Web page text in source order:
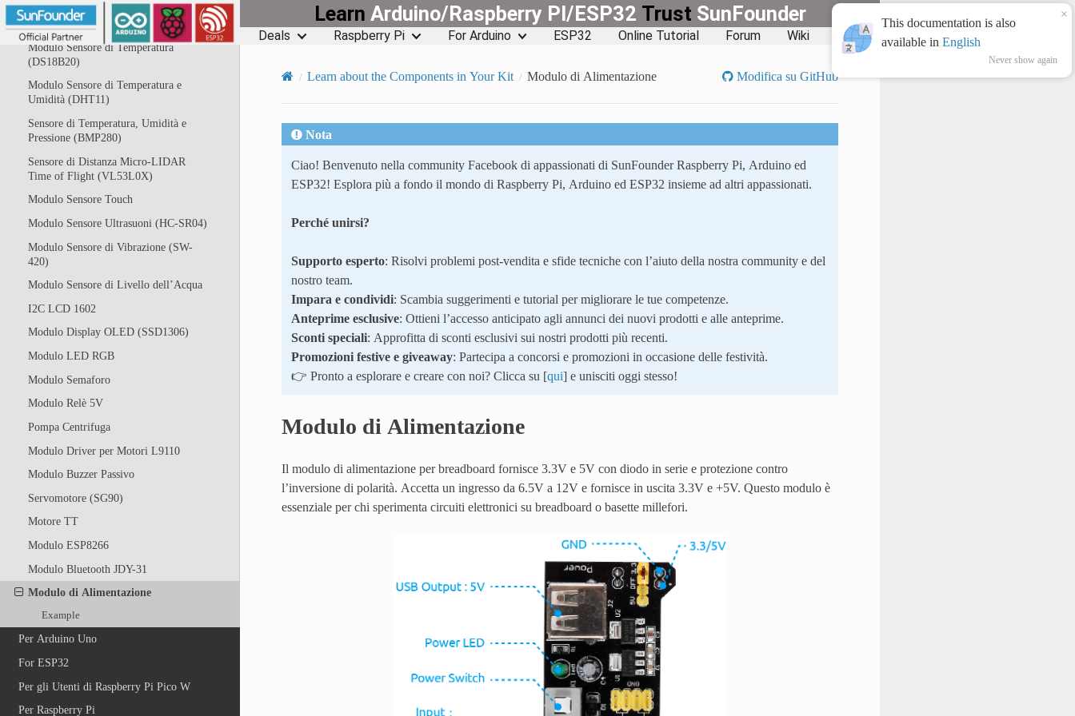
Learn Arduino/Raspberry PI/ESP32 Trust SunFounder
Deals Raspberry Pi For Arduino ESP32 Online Tutorial Forum Wiki Blog
Modulo Encoder Rotativo
Modulo Sensore di Temperatura
(DS18B20)
Modulo Sensore di Temperatura e
Umidità (DHT11)
Sensore di Temperatura, Umidità e
Pressione (BMP280)
Sensore di Distanza Micro-LIDAR
Time of Flight (VL53L0X)
Modulo Sensore Touch
Modulo Sensore Ultrasuoni (HC-SR04)
Modulo Sensore di Vibrazione (SW-
420)
Modulo Sensore di Livello dell’Acqua
I2C LCD 1602
Modulo Display OLED (SSD1306)
Modulo LED RGB
Modulo Semaforo
Modulo Relè 5V
Pompa Centrifuga
Modulo Driver per Motori L9110
Modulo Buzzer Passivo
Servomotore (SG90)
Motore TT
Modulo ESP8266
Modulo Bluetooth JDY-31
Modulo di Alimentazione
Example
Per Arduino Uno
For ESP32
Per gli Utenti di Raspberry Pi Pico W
Per Raspberry Pi
Learn about the Components in Your Kit Modulo di Alimentazione Modifica su GitHub
Nota
Ciao! Benvenuto nella community Facebook di appassionati di SunFounder Raspberry Pi, Arduino ed
ESP32! Esplora più a fondo il mondo di Raspberry Pi, Arduino ed ESP32 insieme ad altri appassionati.
Perché unirsi?
Supporto esperto: Risolvi problemi post-vendita e sfide tecniche con l’aiuto della nostra community e del
nostro team.
Impara e condividi: Scambia suggerimenti e tutorial per migliorare le tue competenze.
Anteprime esclusive: Ottieni l’accesso anticipato agli annunci dei nuovi prodotti e alle anteprime.
Sconti speciali: Approfitta di sconti esclusivi sui nostri prodotti più recenti.
Promozioni festive e giveaway: Partecipa a concorsi e promozioni in occasione delle festività.
👉 Pronto a esplorare e creare con noi? Clicca su [qui] e unisciti oggi stesso!
Modulo di Alimentazione
Il modulo di alimentazione per breadboard fornisce 3.3V e 5V con diodo in serie e protezione contro
l’inversione di polarità. Accetta un ingresso da 6.5V a 12V e fornisce in uscita 3.3V e +5V. Questo modulo è
essenziale per chi sperimenta circuiti elettronici su breadboard o basette millefori.
This documentation is also
available in English
Never show again
×